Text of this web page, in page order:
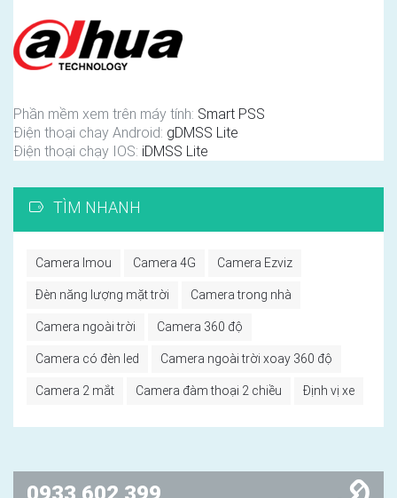
Phần mềm xem trên máy tính: Smart PSS
Điện thoại chay Android: gDMSS Lite
Điện thoại chạy IOS: iDMSS Lite
TÌM NHANH
Camera Imou Camera 4G Camera Ezviz
Đèn năng lượng mặt trời Camera trong nhà
Camera ngoài trời Camera 360 độ
Camera có đèn led Camera ngoài trời xoay 360 độ
Camera 2 mắt Camera đàm thoại 2 chiều Định vị xe